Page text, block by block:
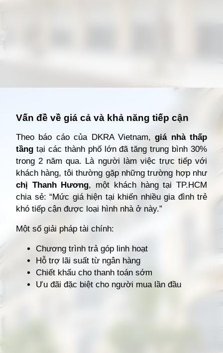
Vấn đề về giá cả và khả năng tiếp cận
Theo báo cáo của DKRA Vietnam,giá nhà thấp
tầng tại các thành phố lớn đã tăng trung bình 30%
trong 2 năm qua. Là người làm việc trực tiếp với
khách hàng, tôi thường gặp những trường hợp như
chị Thanh Hương, một khách hàng tại TP.HCM
chia sẻ: “Mức giá hiện tại khiến nhiều gia đình trẻ
khó tiếp cận được loại hình nhà ở này.”
Một số giải pháp tài chính:
Chương trình trả góp linh hoạt
Hỗ trợ lãi suất từ ngân hàng
Chiết khấu cho thanh toán sớm
Ưu đãi đặc biệt cho người mua lần đầu